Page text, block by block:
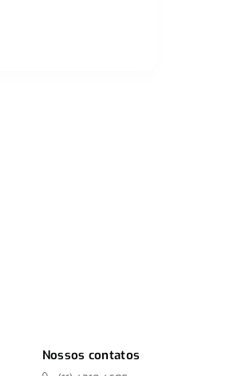
Nossos contatos